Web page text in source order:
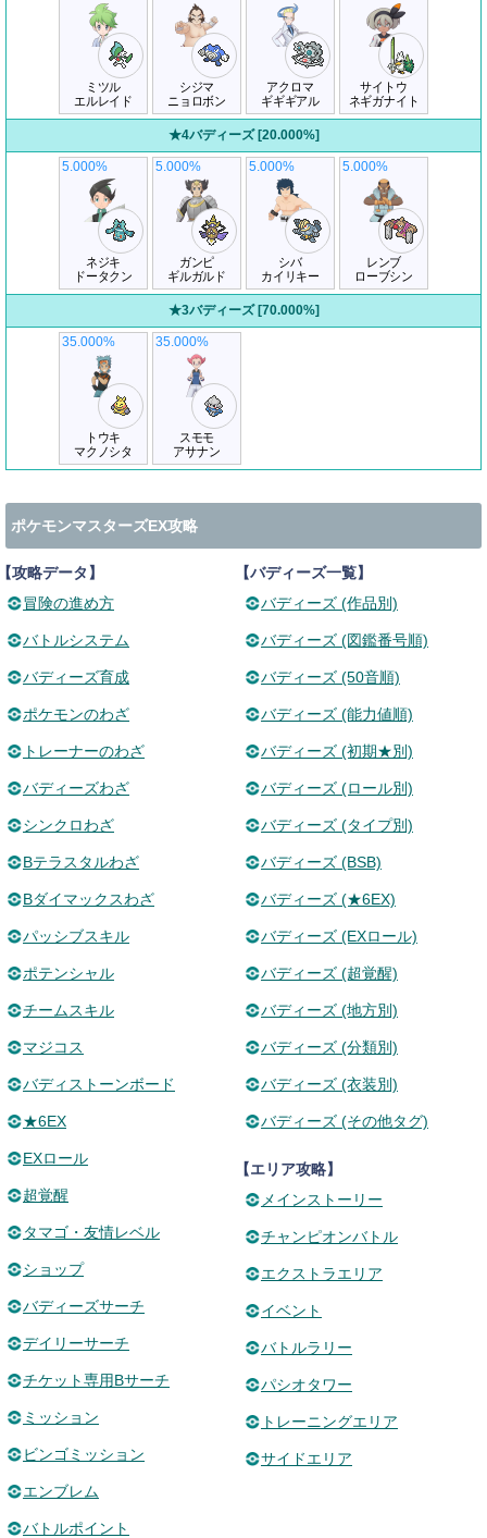
ミツル
エルレイド
シジマ
ニョロボン
アクロマ
ギギギアル
サイトウ
ネギガナイト
★4バディーズ [20.000%]
ネジキ
ドータクン
5.000%
ガンピ
ギルガルド
5.000%
シバ
カイリキー
5.000%
レンブ
ローブシン
5.000%
★3バディーズ [70.000%]
トウキ
マクノシタ
35.000%
スモモ
アサナン
35.000%
ポケモンマスターズEX攻略
攻略データ】
冒険の進め方
バトルシステム
バディーズ育成
ポケモンのわざ
トレーナーのわざ
バディーズわざ
シンクロわざ
Bテラスタルわざ
Bダイマックスわざ
パッシブスキル
ポテンシャル
チームスキル
マジコス
バディストーンボード
★6EX
EXロール
超覚醒
タマゴ・友情レベル
ショップ
バディーズサーチ
デイリーサーチ
チケット専用Bサーチ
ミッション
ビンゴミッション
エンブレム
バトルポイント
【バディーズ一覧】
バディーズ (作品別)
バディーズ (図鑑番号順)
バディーズ (50音順)
バディーズ (能力値順)
バディーズ (初期★別)
バディーズ (ロール別)
バディーズ (タイプ別)
バディーズ (BSB)
バディーズ (★6EX)
バディーズ (EXロール)
バディーズ (超覚醒)
バディーズ (地方別)
バディーズ (分類別)
バディーズ (衣装別)
バディーズ (その他タグ)
【エリア攻略】
メインストーリー
チャンピオンバトル
エクストラエリア
イベント
バトルラリー
パシオタワー
トレーニングエリア
サイドエリア